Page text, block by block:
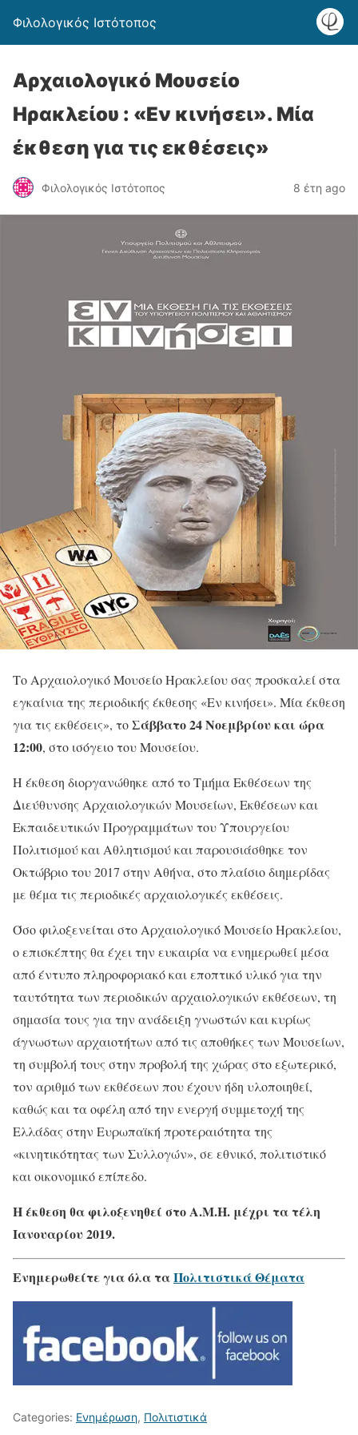
Φιλολογικός Ιστότοπος
Αρχαιολογικό Μουσείο
Ηρακλείου : «Εν κινήσει». Μία
έκθεση για τις εκθέσεις»
Φιλολογικός Ιστότοπος 8 έτη ago
Το Αρχαιολογικό Μουσείο Ηρακλείου σας προσκαλεί στα
εγκαίνια της περιοδικής έκθεσης «Εν κινήσει». Μία έκθεση
για τις εκθέσεις», τοΣάββατο 24 Νοεμβρίου και ώρα
12:00, στο ισόγειο του Μουσείου.
Η έκθεση διοργανώθηκε από το Τμήμα Εκθέσεων της
Διεύθυνσης Αρχαιολογικών Μουσείων, Εκθέσεων και
Εκπαιδευτικών Προγραμμάτων του Υπουργείου
Πολιτισμού και Αθλητισμού και παρουσιάσθηκε τον
Οκτώβριο του 2017 στην Αθήνα, στο πλαίσιο διημερίδας
με θέμα τις περιοδικές αρχαιολογικές εκθέσεις.
Όσο φιλοξενείται στο Αρχαιολογικό Μουσείο Ηρακλείου,
ο επισκέπτης θα έχει την ευκαιρία να ενημερωθεί μέσα
από έντυπο πληροφοριακό και εποπτικό υλικό για την
ταυτότητα των περιοδικών αρχαιολογικών εκθέσεων, τη
σημασία τους για την ανάδειξη γνωστών και κυρίως
άγνωστων αρχαιοτήτων από τις αποθήκες των Μουσείων,
τη συμβολή τους στην προβολή της χώρας στο εξωτερικό,
τον αριθμό των εκθέσεων που έχουν ήδη υλοποιηθεί,
καθώς και τα οφέλη από την ενεργή συμμετοχή της
Ελλάδας στην Ευρωπαϊκή προτεραιότητα της
«κινητικότητας των Συλλογών», σε εθνικό, πολιτιστικό
και οικονομικό επίπεδο.
Η έκθεση θα φιλοξενηθεί στο Α.Μ.Η. μέχρι τα τέλη
Ιανουαρίου 2019.
Ενημερωθείτε για όλα ταΠολιτιστικά Θέματα
Categories: Ενημέρωση, Πολιτιστικά